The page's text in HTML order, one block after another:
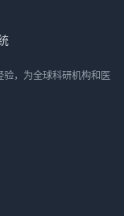
，为全球科研机构和医